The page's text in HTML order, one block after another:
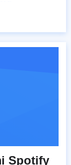
Spotify